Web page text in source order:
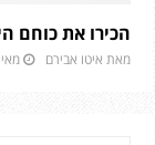
הכירו את כוחם
מאת איטו אבירם מאי 10, 2026